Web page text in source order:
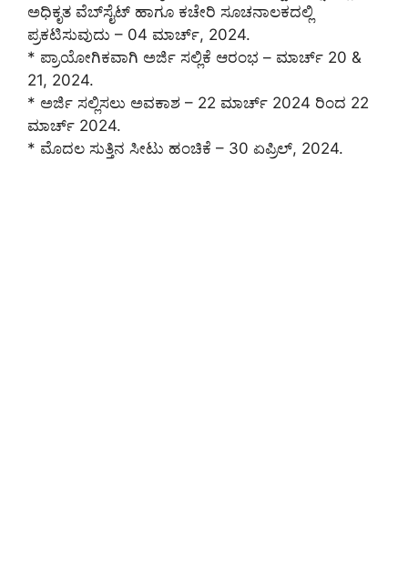
ಅಧಿಕೃತ ವೆಬ್‌ಸೈಟ್ ಹಾಗೂ ಕಚೇರಿ ಸೂಚನಾಲಕದಲ್ಲಿ
ಪ್ರಕಟಿಸುವುದು – 04 ಮಾರ್ಚ್, 2024.
* ಪ್ರಾಯೋಗಿಕವಾಗಿ ಅರ್ಜಿ ಸಲ್ಲಿಕೆ ಆರಂಭ – ಮಾರ್ಚ್ 20 &
21, 2024.
* ಅರ್ಜಿ ಸಲ್ಲಿಸಲು ಅವಕಾಶ – 22 ಮಾರ್ಚ್ 2024 ರಿಂದ 22
ಮಾರ್ಚ್ 2024.
* ಮೊದಲ ಸುತ್ತಿನ ಸೀಟು ಹಂಚಿಕೆ – 30 ಏಪ್ರಿಲ್, 2024.